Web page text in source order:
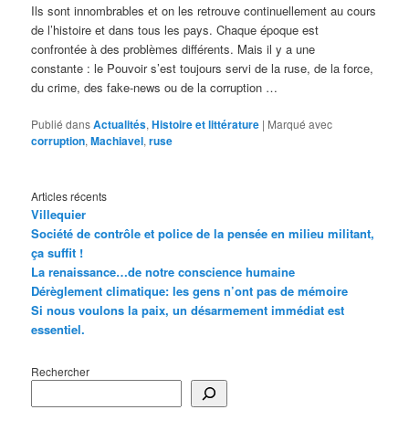
Ils sont innombrables et on les retrouve continuellement au cours
de l’histoire et dans tous les pays. Chaque époque est
confrontée à des problèmes différents. Mais il y a une
constante : le Pouvoir s’est toujours servi de la ruse, de la force,
du crime, des fake-news ou de la corruption …
Publié dansActualités,Histoire et littérature | Marqué avec
corruption,Machiavel,ruse
Articles récents
Villequier
Société de contrôle et police de la pensée en milieu militant,
ça suffit !
La renaissance…de notre conscience humaine
Dérèglement climatique: les gens n’ont pas de mémoire
Si nous voulons la paix, un désarmement immédiat est
essentiel.
Rechercher